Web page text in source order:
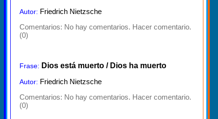
Autor: Friedrich Nietzsche
Comentarios: No hay comentarios. Hacer comentario.
(0)
Frase: Dios está muerto / Dios ha muerto
Autor: Friedrich Nietzsche
Comentarios: No hay comentarios. Hacer comentario.
(0)